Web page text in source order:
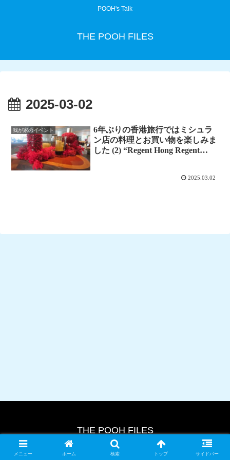
POOH's Talk
THE POOH FILES
2025-03-02
我が家のイベント
6年ぶりの香港旅行ではミシュラ
ン店の料理とお買い物を楽しみま
した (2) “Regent Hong Regent
2025.03.02
THE POOH FILES
© 2024 THE POOH FILES.
メニュー ホーム 検索 トップ サイドバー